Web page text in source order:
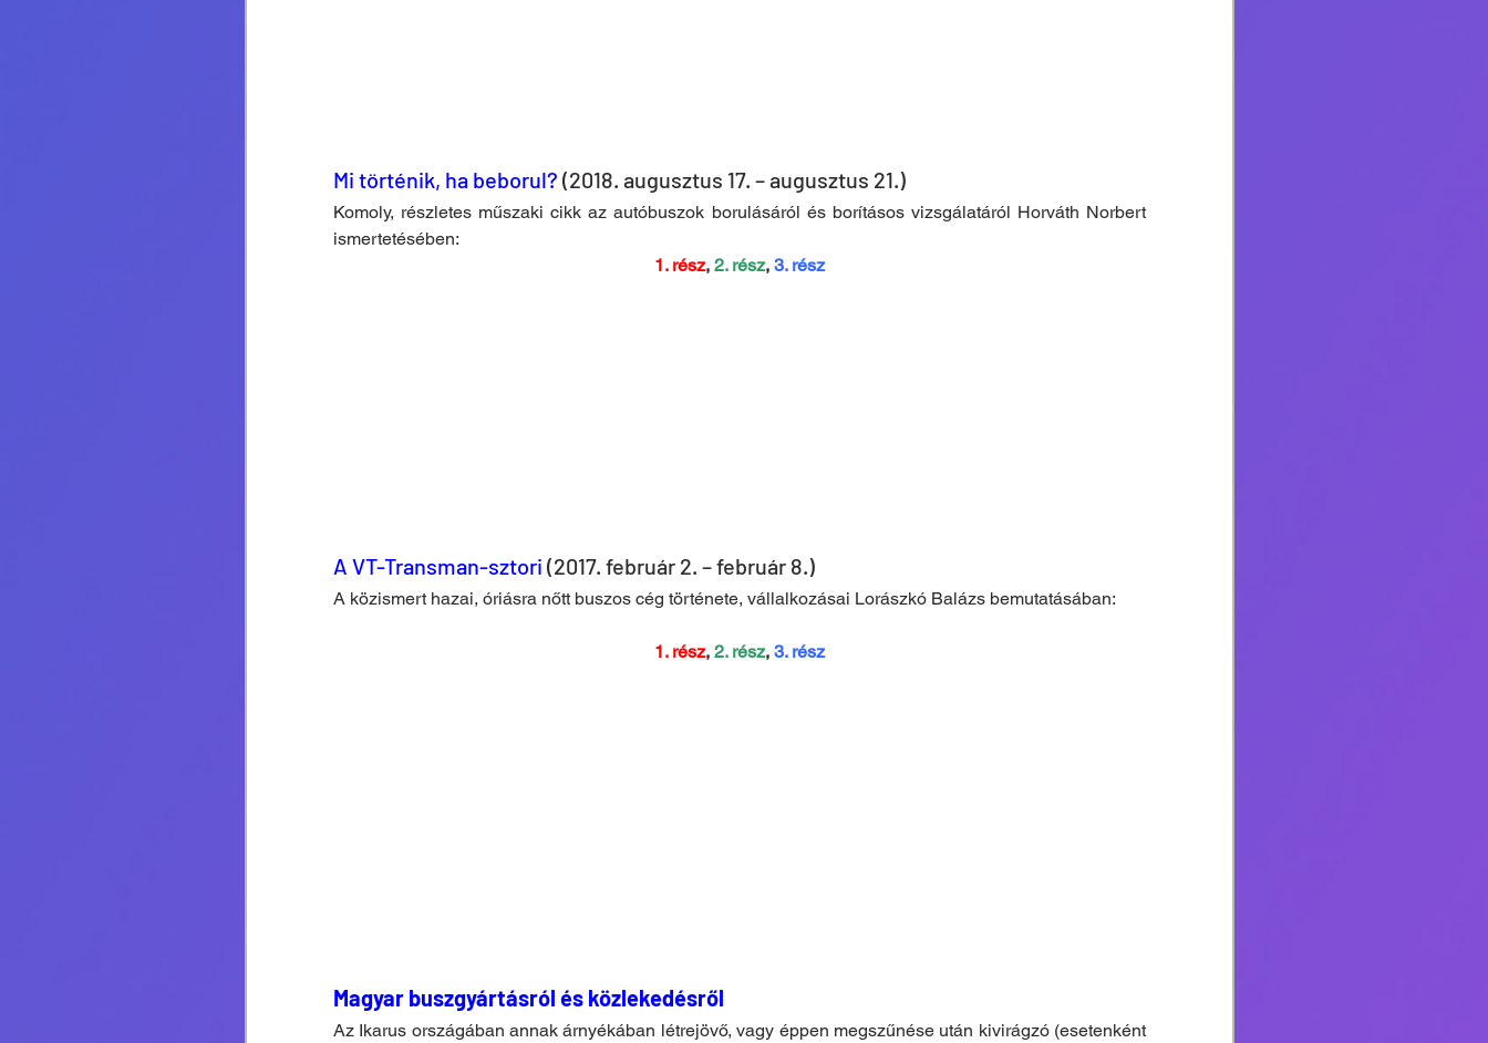
Mi történik, ha beborul? (2018. augusztus 17. – augusztus 21.)
Komoly, részletes műszaki cikk az autóbuszok borulásáról és borításos vizsgálatáról Horváth Norbert
ismertetésében:
1. rész, 2. rész, 3. rész
A VT-Transman-sztori (2017. február 2. – február 8.)
A közismert hazai, óriásra nőtt buszos cég története, vállalkozásai Lorászkó Balázs bemutatásában:
1. rész, 2. rész, 3. rész
Magyar buszgyártásról és közlekedésről
Az Ikarus országában annak árnyékában létrejövő, vagy éppen megszűnése után kivirágzó (esetenként